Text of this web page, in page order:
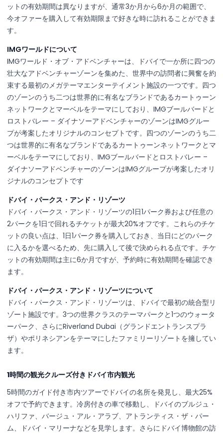
ットの有効期間は異なりますが、通常3か月から6か月の範囲で、
今オファーを購入して有効期限まで好きな時に訪れることができま
す。
IMGワールドについて
IMGワールド・オブ・アドベンチャーは、ドバイで一か所に四つの
壮大なアドベンチャーゾーンを集めた、世界中の訪問者に興奮を約
束する最初のメガテーマエンターテイメント施設の一つです。四つ
のゾーンのうち二つは世界的に有名なブランドであるカートゥーン
ネットワークとマーベルをテーマにしており、IMGブールバードと
ロストバレー – ダイナソーアドベンチャーのゾーンはIMGグルー
プが考案したオリジナルのコンセプトです。四つのゾーンのうち二
つは世界的に有名なブランドであるカートゥーンネットワークとマ
ーベルをテーマにしており、IMGブールバードとロストバレー –
ダイナソーアドベンチャーのゾーンはIMGグループが考案したオリ
ジナルのコンセプトです
ドバイ・パークス・アンド・リゾーツ
ドバイ・パークス・アンド・リゾーツの1日1パーク券および任意の
2パークを1日で回れるチケットが最大20%オフです。これらのチケ
ットの良い点は、1日1パーク券を購入しておき、当日にどのパーク
に入るかを選べるため、先に購入して後で決められる点です。チケ
ットの有効期間は主に6か月ですが、予約時に有効期間を確認でき
ます。
ドバイ・パークス・アンド・リゾーツについて
ドバイ・パークス・アンド・リゾーツは、ドバイで最初の統合型リ
ゾート施設です。3つの世界クラスのテーマパークと1つのウォータ
ーパーク、さらにRiverland Dubai（グランドエントランスプラ
ザ）やポリネシアンをテーマにしたファミリーリゾートを擁してい
ます。
1時間の観光クルーズ付きドバイ市内観光
5時間のガイド付き市内ツアーでドバイの名所を発見し、最大25%
オフで予約できます。冷房付きの車で移動し、ドバイのブルジュ・
ハリファ、バージュ・アル・アラブ、アトランティス・ザ・パー
ム、ドバイ・マリーナなどを見学します。さらにドバイ博物館の訪